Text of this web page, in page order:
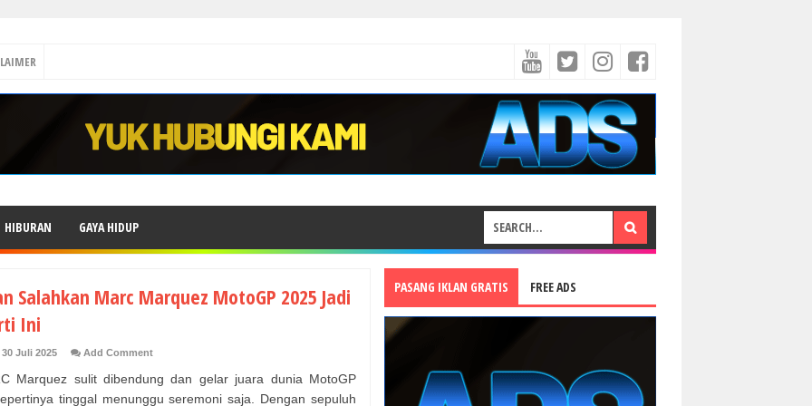
HIBURAN GAYA HIDUP
Salahkan Marc Marquez MotoGP 2025 Jadi
Ini
Juli 2025 Add Comment
Marquez sulit dibendung dan gelar juara dunia MotoGP
tinggal menunggu seremoni saja. Dengan sepuluh
PASANG IKLAN GRATIS FREE ADS